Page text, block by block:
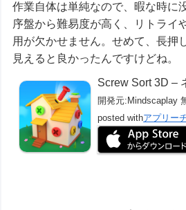
作業自体は単純なので、暇な時に
序盤から難易度が高く、リトライ
用が欠かせません。せめて、長押
見えると良かったんですけどね。
Screw Sort 3D –
開発元: Mindscaplay
posted withアプリー